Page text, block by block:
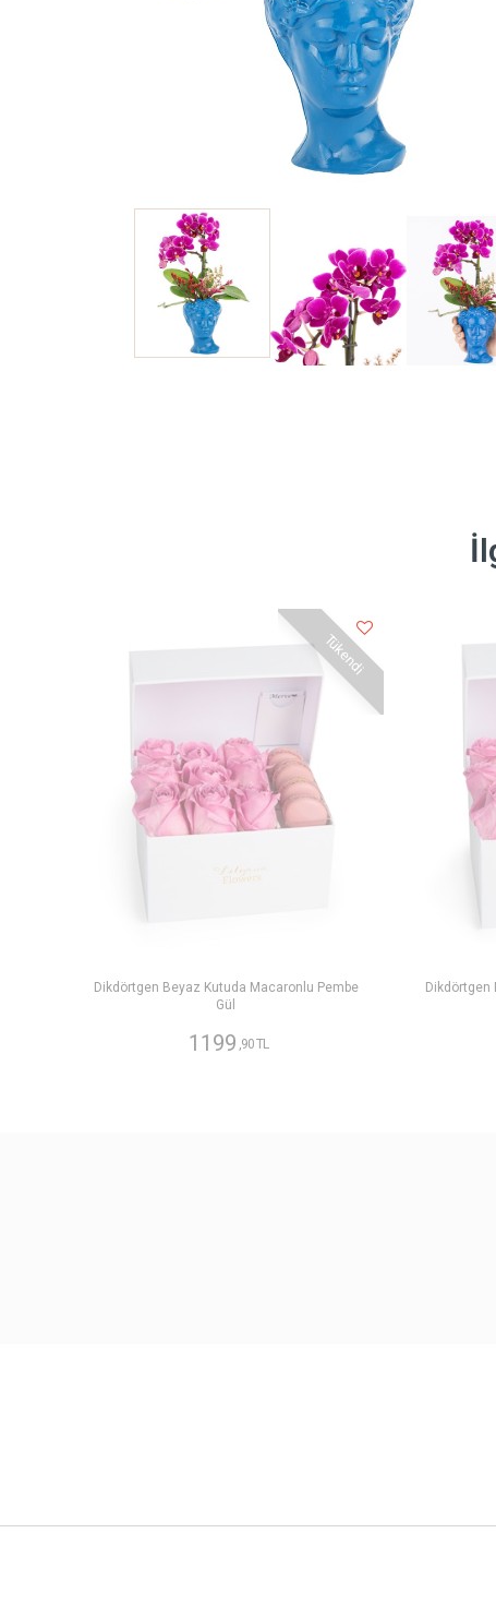
Tükendi
Dikdörtgen Beyaz Kutuda Macaronlu Pembe
Gül
1199 ,90 TL
Dikdörtgen